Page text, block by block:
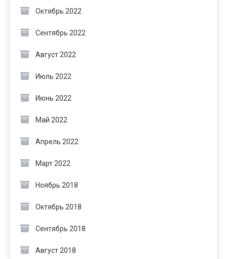
Октябрь 2022
Сентябрь 2022
Август 2022
Июль 2022
Июнь 2022
Май 2022
Апрель 2022
Март 2022
Ноябрь 2018
Октябрь 2018
Сентябрь 2018
Август 2018